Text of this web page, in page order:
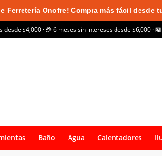
Ferretería Onofre! Compra más fácil desde
$4,000 · 💳 6 meses sin intereses desde $6,000 ·
Baño Agua Calentadores